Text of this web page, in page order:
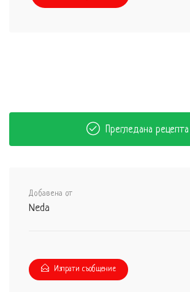
Прегледана рецепта
Добавена от
Neda
Изпрати съобщение